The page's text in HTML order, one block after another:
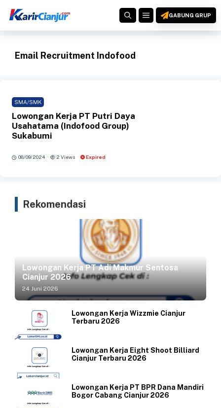
MENUGABUNG GRUP
Email Recruitment Indofood
SMA/SMK
Lowongan Kerja PT Putri Daya
Usahatama (Indofood Group)
Sukabumi
08/09/2024 · 2 Views · Expired
Rekomendasi
Lowongan Kerja PT Adi Makmur Sentosa
Cianjur 2026
24 Juni 2026
Lowongan Kerja Wizzmie Cianjur
Terbaru 2026
Lowongan Kerja Eight Shoot Billiard
Cianjur Terbaru 2026
Lowongan Kerja PT BPR Dana Mandiri
Bogor Cabang Cianjur 2026